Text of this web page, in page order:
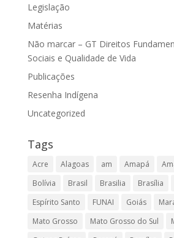
Legislação
Matérias
Não marcar – GT Direitos
Sociais e Qualidade de Vida
Publicações
Resenha Indígena
Uncategorized
Tags
Acre Alagoas am Amapá
Bolívia
Brasil Brasilia Brasília
Espírito Santo
FUNAI Goiás
Mato Grosso
Mato Grosso do Sul